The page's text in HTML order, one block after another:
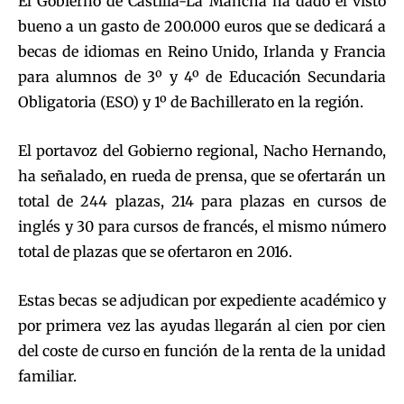
bueno a un gasto de 200.000 euros que se dedicará a
becas de idiomas en Reino Unido, Irlanda y Francia
para alumnos de 3º y 4º de Educación Secundaria
Obligatoria (ESO) y 1º de Bachillerato en la región.
El portavoz del Gobierno regional, Nacho Hernando,
ha señalado, en rueda de prensa, que se ofertarán un
total de 244 plazas, 214 para plazas en cursos de
inglés y 30 para cursos de francés, el mismo número
total de plazas que se ofertaron en 2016.
Estas becas se adjudican por expediente académico y
por primera vez las ayudas llegarán al cien por cien
del coste de curso en función de la renta de la unidad
familiar.